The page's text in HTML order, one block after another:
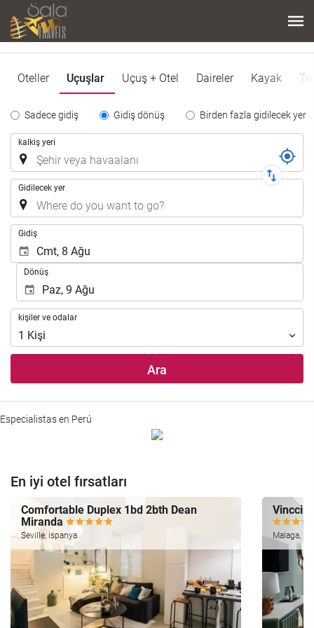
Oteller Uçuşlar Uçuş + Otel Daireler Kayak
Tipo
Trayecto
Sadece gidiş Gidiş dönüş Birden fazla gidilecek yer
Yolculuk
kalkiş yeri
Gidilecek yer
Gidiş
Dönüş
kişiler
ve
odalar
kişiler ve odalar
1 Kişi
Ara
Especialistas en Perú
En iyi otel fırsatları
Comfortable Duplex 1bd 2bth Dean
Miranda
Seville, ispanya
Vincci
Malaga,